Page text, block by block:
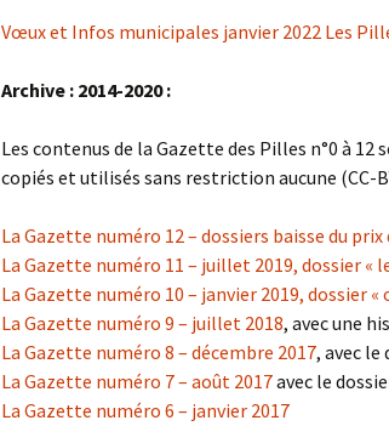
Vœux et Infos municipales janvier 2022 Les
Archive : 2014-2020 :
Les contenus de la Gazette des Pilles n°0 à
copiés et utilisés sans restriction aucune (CC-
La Gazette numéro 12 – dossiers baisse du prix
La Gazette numéro 11 – juillet 2019, dossier «
La Gazette numéro 10 – janvier 2019, dossier «
La Gazette numéro 9 – juillet 2018, avec une
La Gazette numéro 8 – décembre 2017, avec le
La Gazette numéro 7 – août 2017avec le
La Gazette numéro 6 – janvier 2017